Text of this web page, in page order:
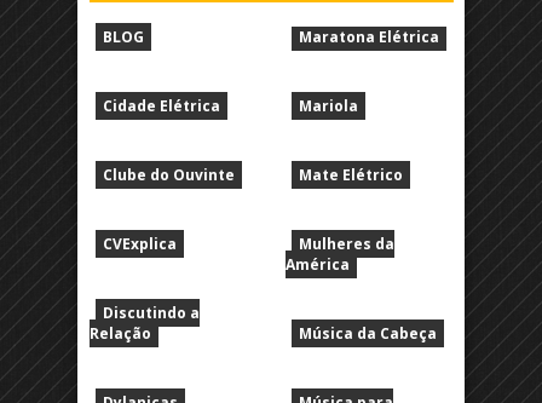
BLOG
Cidade Elétrica
Clube do Ouvinte
CVExplica
Discutindo a
Relação
Maratona Elétrica
Mariola
Mate Elétrico
Mulheres da
América
Música da Cabeça